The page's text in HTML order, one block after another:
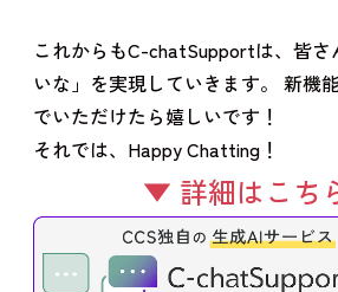
これからもC-chatSupportは、皆さ
いな」を実現していきます。 新機
でいただけたら嬉しいです！
それでは、Happy Chatting！
▼ 詳細はこち